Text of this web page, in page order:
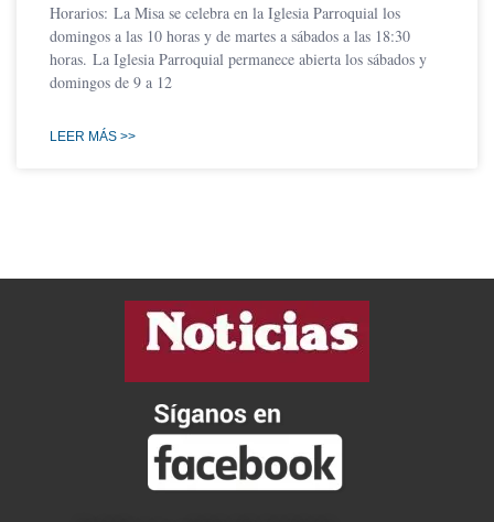
Horarios: La Misa se celebra en la Iglesia Parroquial los
domingos a las 10 horas y de martes a sábados a las 18:30
horas. La Iglesia Parroquial permanece abierta los sábados y
domingos de 9 a 12
LEER MÁS >>